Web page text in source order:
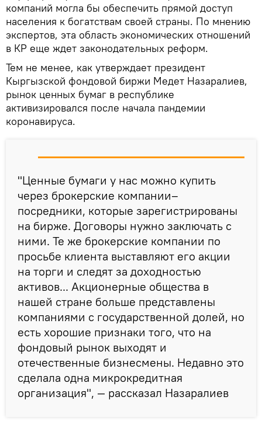
компаний могла бы обеспечить прямой доступ
населения к богатствам своей страны. По мнению
экспертов, эта область экономических отношений
в КР еще ждет законодательных реформ.
Тем не менее, как утверждает президент
Кыргызской фондовой биржи Медет Назаралиев,
рынок ценных бумаг в республике
активизировался после начала пандемии
коронавируса.
"Ценные бумаги у нас можно купить
через брокерские компании–
посредники, которые зарегистрированы
на бирже. Договоры нужно заключать с
ними. Те же брокерские компании по
просьбе клиента выставляют его акции
на торги и следят за доходностью
активов... Акционерные общества в
нашей стране больше представлены
компаниями с государственной долей, но
есть хорошие признаки того, что на
фондовый рынок выходят и
отечественные бизнесмены. Недавно это
сделала одна микрокредитная
организация", — рассказал Назаралиев